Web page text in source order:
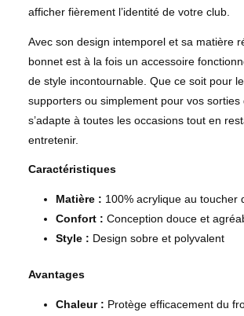
afficher fièrement l’identité de votre club.
Avec son design intemporel et sa matière
bonnet est à la fois un accessoire
de style incontournable. Que ce soit pour
supporters ou simplement pour vos sorties
s’adapte à toutes les occasions tout en
entretenir.
Caractéristiques
Matière : 100% acrylique au toucher
Confort : Conception douce et
Style : Design sobre et polyvalent
Avantages
Chaleur : Protège efficacement du